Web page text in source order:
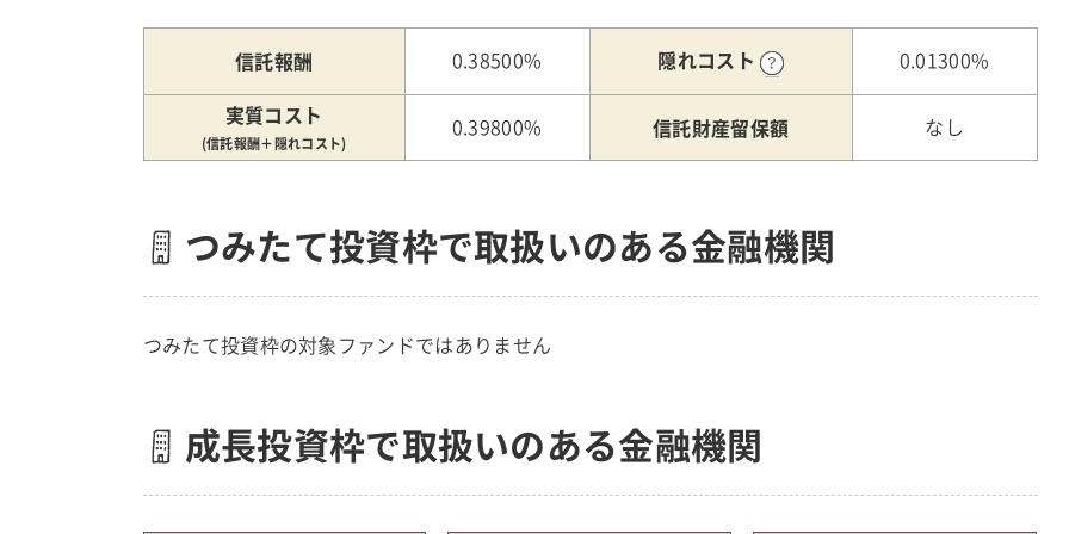
信託報酬 0.38500% 隠れコスト 0.01300%
実質コスト
(信託報酬＋隠れコスト)
0.39800% 信託財産留保額 なし
つみたて投資枠で取扱いのある金融機関
つみたて投資枠の対象ファンドではありません
成長投資枠で取扱いのある金融機関